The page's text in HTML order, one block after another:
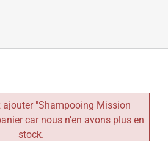
ajouter "Shampooing Mission
car nous n’en avons plus en
stock.